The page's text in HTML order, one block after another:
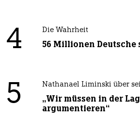
4 Die Wahrheit
56 Millionen
5 Nathanael Liminski über
„Wir müssen in der
argumentieren“